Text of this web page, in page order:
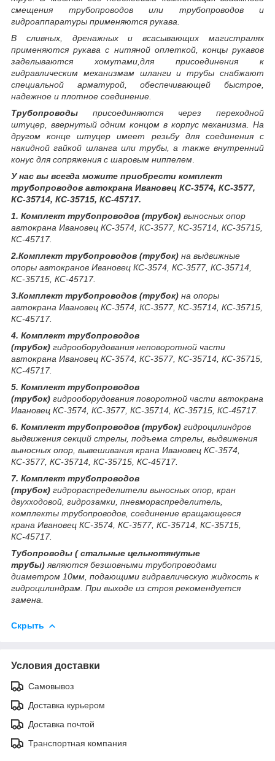
смещения трубопроводов или трубопроводов и
гидроаппаратуры применяются рукава.
В сливных, дренажных и всасывающих магистралях
применяются рукава с нитяной оплеткой, концы рукавов
заделываются хомутами,для присоединения к
гидравлическим механизмам шланги и трубы снабжают
специальной арматурой, обеспечивающей быстрое,
надежное и плотное соединение.
Трубопроводы присоединяются через переходной
штуцер, ввернутый одним концом в корпус механизма. На
другом конце штуцер имеет резьбу для соединения с
накидной гайкой шланга или трубы, а также внутренний
конус для сопряжения с шаровым ниппелем
У нас вы всегда можите приобрести комплект
трубопроводов автокрана Ивановец КС-3574, КС-3577,
КС-35714, КС-35715, КС-45717.
1. Комплект трубопроводов (трубок) выносных опор
автокрана Ивановец КС-3574, КС-3577, КС-35714, КС-35715,
КС-45717.
2.Комплект трубопроводов (трубок) на выдвижные
опоры автокранов Ивановец КС-3574, КС-3577, КС-35714,
КС-35715, КС-45717.
3.Комплект трубопроводов (трубок) на опоры
автокрана Ивановец КС-3574, КС-3577, КС-35714, КС-35715,
КС-45717.
4. Комплект трубопроводов
(трубок) гидрооборудования неповоротной части
автокрана Ивановец КС-3574, КС-3577, КС-35714, КС-35715,
КС-45717.
5. Комплект трубопроводов
(трубок) гидрооборудования поворотной части автокрана
Ивановец КС-3574, КС-3577, КС-35714, КС-35715, КС-45717.
6. Комплект трубопроводов (трубок) гидроцилиндров
выдвижения секций стрелы, подъема стрелы, выдвижения
выносных опор, вывешивания крана Ивановец КС-3574,
КС-3577, КС-35714, КС-35715, КС-45717.
7. Комплект трубопроводов
(трубок) гидрораспределители выносных опор, кран
двухходовой, гидрозамки, пневмораспределитель,
комплекты трубопроводов, соединение вращающееся
крана Ивановец КС-3574, КС-3577, КС-35714, КС-35715,
КС-45717.
Тубопроводы ( стальные цельнотянутые
трубы) являются безшовными трубопроводами
диаметром 10мм, подающими гидравлическую жидкость к
гидроцилиндрам. При выходе из строя рекомендуется
замена.
Скрыть
Условия доставки
Самовывоз
Доставка курьером
Доставка почтой
Транспортная компания